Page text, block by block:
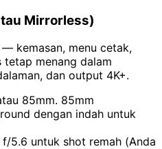
Mirrorless)
kemasan, menu cetak,
menang dalam
dan output 4K+.
85mm. 85mm
dengan indah untuk
5.6 untuk shot remah (Anda